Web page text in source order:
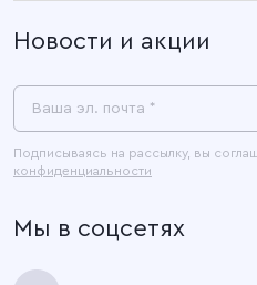
Пресс-центр
Контакты
Карта сайта
Новости и акции
Ваша эл. почта *
Подписываясь на рассылку, вы
конфиденциальности
Мы в соцсетях